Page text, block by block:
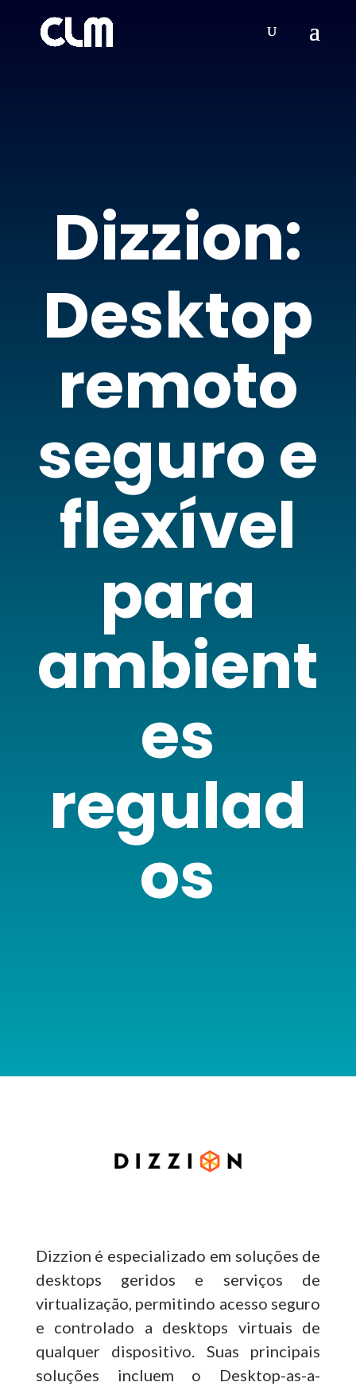
Dizzion:
Desktop
remoto
seguro e
flexível
para
ambient
es
regulad
os
Dizzion é especializado em soluções de
desktops geridos e serviços de
virtualização, permitindo acesso seguro
e controlado a desktops virtuais de
qualquer dispositivo. Suas principais
soluções incluem o Desktop-as-a-